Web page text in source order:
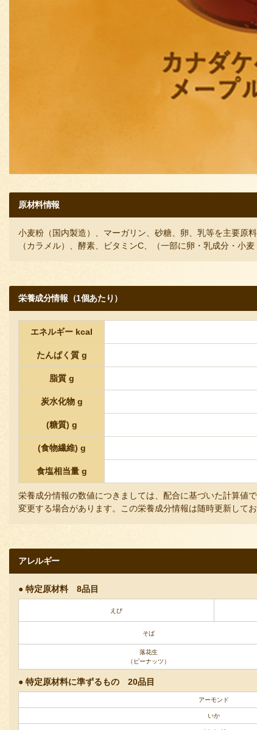
原材料情報
小麦粉（国内製造）、マーガリン、砂糖、卵、乳等を主要原
（カラメル）、酵素、ビタミンC、（一部に卵・乳成分・小麦
栄養成分情報（1個あたり）
エネルギー kcal
たんぱく質 g
脂質 g
炭水化物 g
(糖質) g
(食物繊維) g
食塩相当量 g
栄養成分情報の数値につきましては、配合に基づいた計算値
変更する場合があります。この栄養成分情報は随時更新して
アレルギー
特定原材料 8品目
えび
そば
落花生
（ピーナッツ）
特定原材料に準ずるもの 20品目
アーモンド
いか